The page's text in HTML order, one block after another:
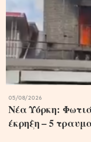
05/08/2026
Νέα Υόρκη:
έκρηξη – 5